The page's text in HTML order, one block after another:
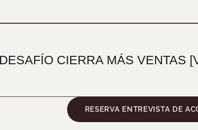
CIERRA MÁS VENTAS
RESERVA ENTREVISTA DE